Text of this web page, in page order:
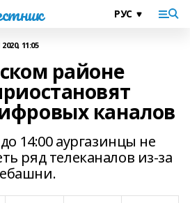
11:05
районе
каналов
14:00 аургазинцы не
ряд телеканалов из-за